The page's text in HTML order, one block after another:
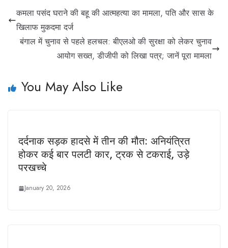
कमला पसंद घराने की बहू की आत्महत्या का मामला, पति और सास के
खिलाफ मुकदमा दर्ज
बंगाल में चुनाव से पहले हलचल: बीएलओ की सुरक्षा को लेकर चुनाव
आयोग सख्त, डीजीपी को लिखा पत्र; जानें पूरा मामला
You May Also Like
दर्दनाक सड़क हादसे में तीन की मौत: अनियंत्रित
होकर कई बार पलटी कार, ट्रक से टकराई, उड़े
परखच्चे
January 20, 2026